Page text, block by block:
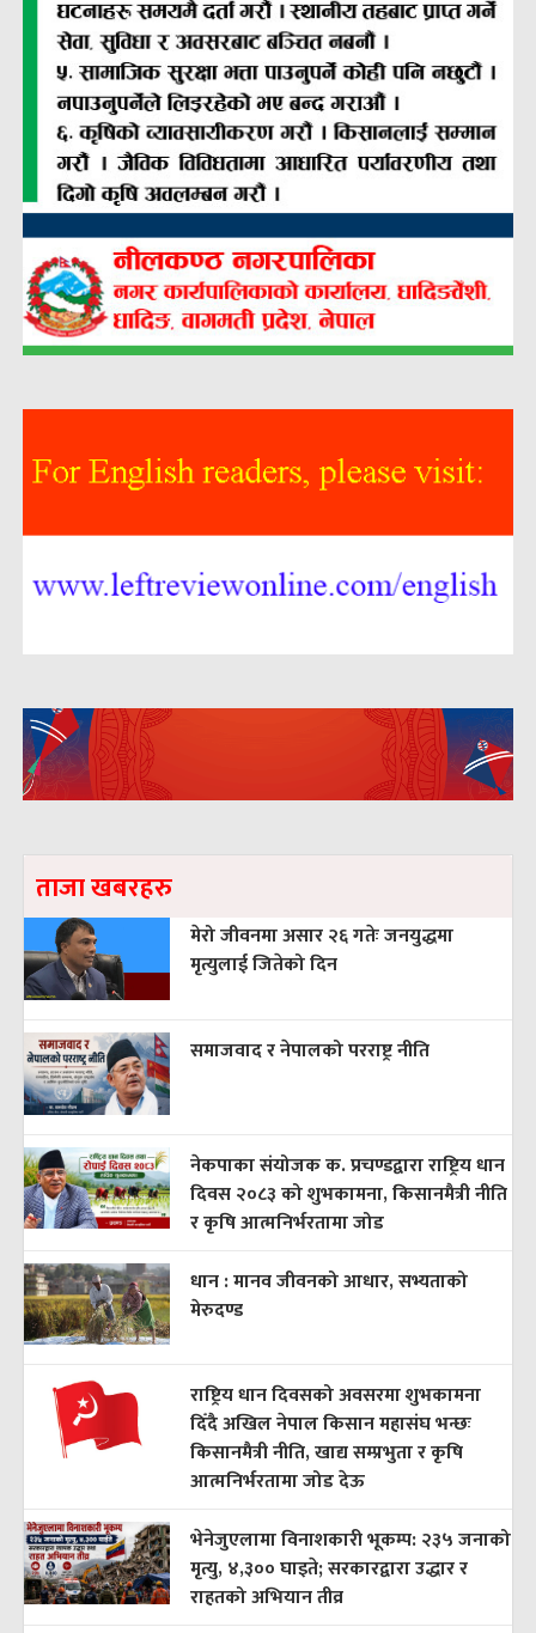
ताजा खबरहरु
मेरो जीवनमा असार २६ गतेः जनयुद्धमा
मृत्युलाई जितेको दिन
समाजवाद र नेपालको परराष्ट्र नीति
नेकपाका संयोजक क. प्रचण्डद्वारा राष्ट्रिय धान
दिवस २०८३ को शुभकामना, किसानमैत्री नीति
र कृषि आत्मनिर्भरतामा जोड
धान : मानव जीवनको आधार, सभ्यताको
मेरुदण्ड
राष्ट्रिय धान दिवसको अवसरमा शुभकामना
दिँदै अखिल नेपाल किसान महासंघ भन्छः
किसानमैत्री नीति, खाद्य सम्प्रभुता र कृषि
आत्मनिर्भरतामा जोड देऊ
भेनेजुएलामा विनाशकारी भूकम्प: २३५ जनाको
मृत्यु, ४,३०० घाइते; सरकारद्वारा उद्धार र
राहतको अभियान तीव्र